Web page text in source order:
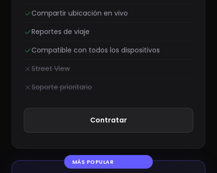
Compartir ubicación en vivo
Reportes de viaje
Compatible con todos los dispositivos
Street View
Soporte prioritario
Contratar
MÁS POPULAR